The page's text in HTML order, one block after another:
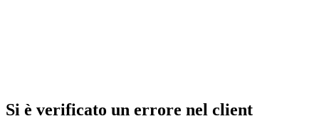
Si è verificato un errore nel client